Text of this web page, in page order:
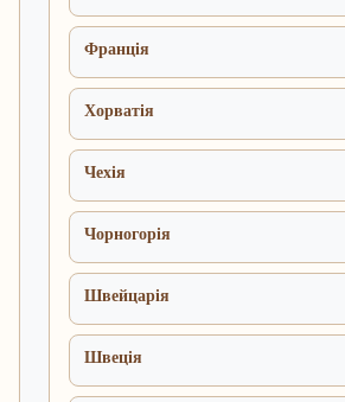
Франція
Хорватія
Чехія
Чорногорія
Швейцарія
Швеція